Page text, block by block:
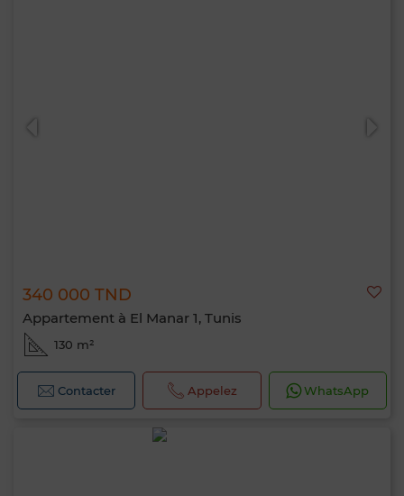
340 000 TND
Appartement à El Manar 1, Tunis
130 m²
Contacter Appelez WhatsApp